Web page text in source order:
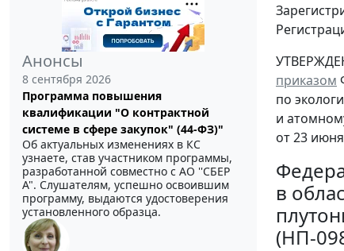
Анонсы
8 сентября 2026
Программа повышения
квалификации "О контрактной
системе в сфере закупок" (44-ФЗ)"
Об актуальных изменениях в КС
узнаете, став участником программы,
разработанной совместно с АО ''СБЕР
А". Слушателям, успешно освоившим
программу, выдаются удостоверения
установленного образца.
приказом
по
и
от 23
в
(НП-